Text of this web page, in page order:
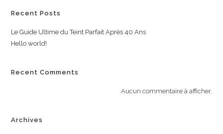
Recent Posts
Le Guide Ultime du Teint Parfait Après 40 Ans
Hello world!
Recent Comments
Aucun commentaire à afficher.
Archives